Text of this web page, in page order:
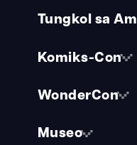
Tungkol sa
Komiks-Con
WonderCon
Museo